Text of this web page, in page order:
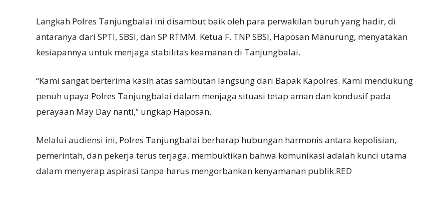
Langkah Polres Tanjungbalai ini disambut baik oleh para perwakilan buruh yang hadir, di
antaranya dari SPTI, SBSI, dan SP RTMM. Ketua F. TNP SBSI, Haposan Manurung, menyatakan
kesiapannya untuk menjaga stabilitas keamanan di Tanjungbalai.
“Kami sangat berterima kasih atas sambutan langsung dari Bapak Kapolres. Kami mendukung
penuh upaya Polres Tanjungbalai dalam menjaga situasi tetap aman dan kondusif pada
perayaan May Day nanti,” ungkap Haposan.
Melalui audiensi ini, Polres Tanjungbalai berharap hubungan harmonis antara kepolisian,
pemerintah, dan pekerja terus terjaga, membuktikan bahwa komunikasi adalah kunci utama
dalam menyerap aspirasi tanpa harus mengorbankan kenyamanan publik.RED